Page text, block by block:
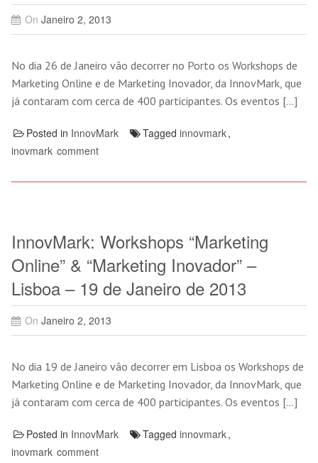
On Janeiro 2, 2013
No dia 26 de Janeiro vão decorrer no Porto os Workshops de
Marketing Online e de Marketing Inovador, da InnovMark, que
já contaram com cerca de 400 participantes. Os eventos […]
Posted in InnovMark Tagged innovmark,
inovmark comment
InnovMark: Workshops “Marketing
Online” & “Marketing Inovador” –
Lisboa – 19 de Janeiro de 2013
On Janeiro 2, 2013
No dia 19 de Janeiro vão decorrer em Lisboa os Workshops de
Marketing Online e de Marketing Inovador, da InnovMark, que
já contaram com cerca de 400 participantes. Os eventos […]
Posted in InnovMark Tagged innovmark,
inovmark comment